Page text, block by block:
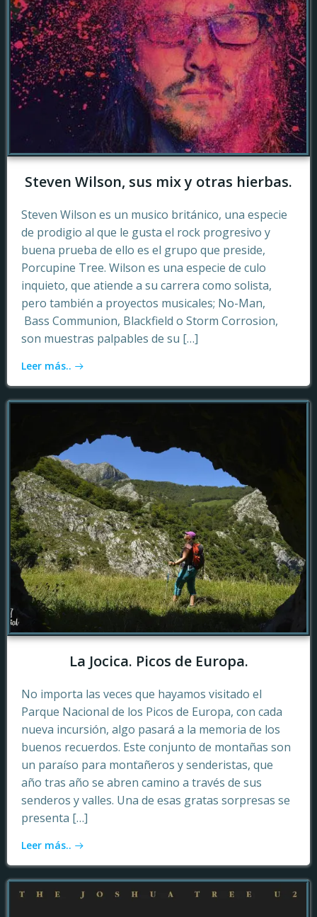
Steven Wilson, sus mix y otras hierbas.
Steven Wilson es un musico británico, una especie
de prodigio al que le gusta el rock progresivo y
buena prueba de ello es el grupo que preside,
Porcupine Tree. Wilson es una especie de culo
inquieto, que atiende a su carrera como solista,
pero también a proyectos musicales; No-Man,
Bass Communion, Blackfield o Storm Corrosion,
son muestras palpables de su […]
Leer más..
La Jocica. Picos de Europa.
No importa las veces que hayamos visitado el
Parque Nacional de los Picos de Europa, con cada
nueva incursión, algo pasará a la memoria de los
buenos recuerdos. Este conjunto de montañas son
un paraíso para montañeros y senderistas, que
año tras año se abren camino a través de sus
senderos y valles. Una de esas gratas sorpresas se
presenta […]
Leer más..